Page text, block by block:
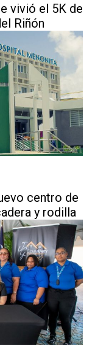
vivió el 5K de
Riñón
centro de
y rodilla